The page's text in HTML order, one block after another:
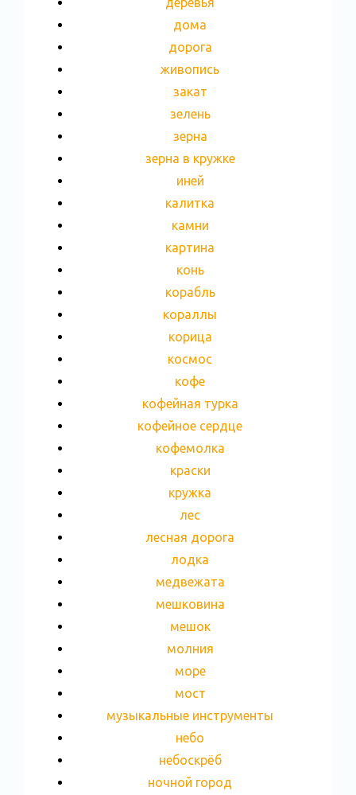
дома
дорога
живопись
закат
зелень
зерна
зерна в кружке
иней
калитка
камни
картина
конь
корабль
кораллы
корица
космос
кофе
кофейная турка
кофейное сердце
кофемолка
краски
кружка
лес
лесная дорога
лодка
медвежата
мешковина
мешок
молния
море
мост
музыкальные инструменты
небо
небоскрёб
ночной город